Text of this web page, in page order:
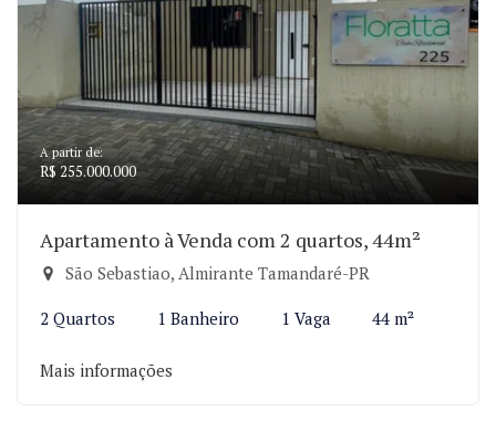
A partir de:
R$ 255.000.000
Apartamento à Venda com 2 quartos, 44m²
São Sebastiao, Almirante Tamandaré-PR
2 Quartos 1 Banheiro 1 Vaga 44 m²
Mais informações